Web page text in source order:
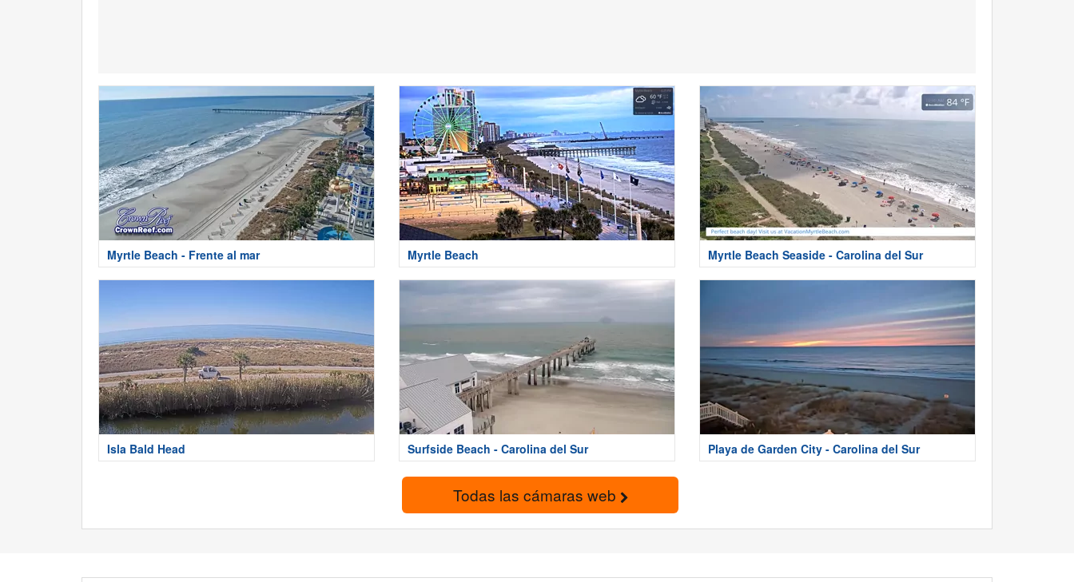
Myrtle Beach - Frente al mar Myrtle Beach Myrtle Beach Seaside - Carolina del Sur
Isla Bald Head Surfside Beach - Carolina del Sur Playa de Garden City - Carolina del Sur
Todas las cámaras web